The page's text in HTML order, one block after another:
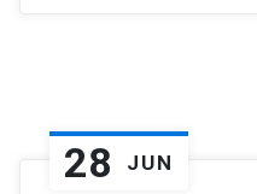
28 JUN